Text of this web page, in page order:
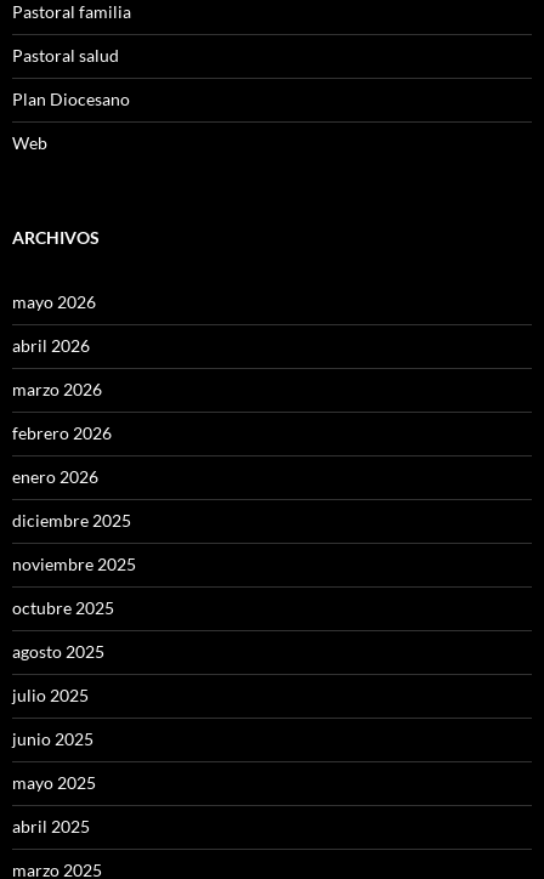
Pastoral familia
Pastoral salud
Plan Diocesano
Web
ARCHIVOS
mayo 2026
abril 2026
marzo 2026
febrero 2026
enero 2026
diciembre 2025
noviembre 2025
octubre 2025
agosto 2025
julio 2025
junio 2025
mayo 2025
abril 2025
marzo 2025